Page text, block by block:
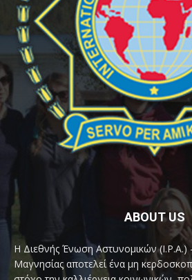
ABOUT US
Η Διεθνής Ένωση Αστυνομικών (I.P.A.)
Μαγνησίας αποτελεί ένα μη